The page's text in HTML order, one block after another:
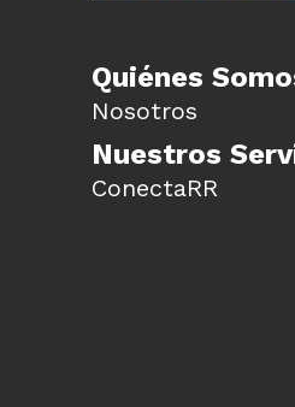
Quiénes
Nosotros
Nuestros
ConectaRR